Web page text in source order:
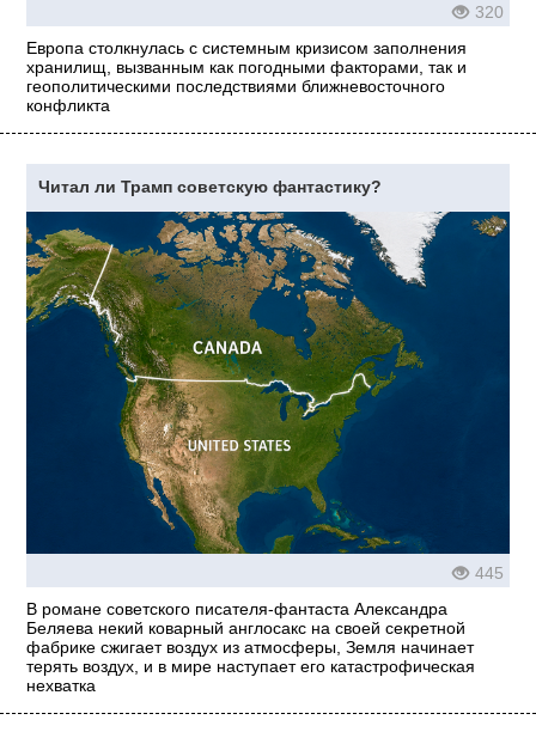
320
Европа столкнулась с системным кризисом заполнения
хранилищ, вызванным как погодными факторами, так и
геополитическими последствиями ближневосточного
конфликта
Читал ли Трамп советскую фантастику?
445
В романе советского писателя-фантаста Александра
Беляева некий коварный англосакс на своей секретной
фабрике сжигает воздух из атмосферы, Земля начинает
терять воздух, и в мире наступает его катастрофическая
нехватка